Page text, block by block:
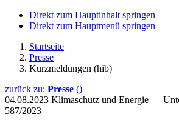
Direkt zum Hauptinhalt springen
Direkt zum Hauptmenü springen
Startseite
Presse
Kurzmeldungen (hib)
zurück zu: Presse ()
04.08.2023 Klimaschutz und Energie —
587/2023